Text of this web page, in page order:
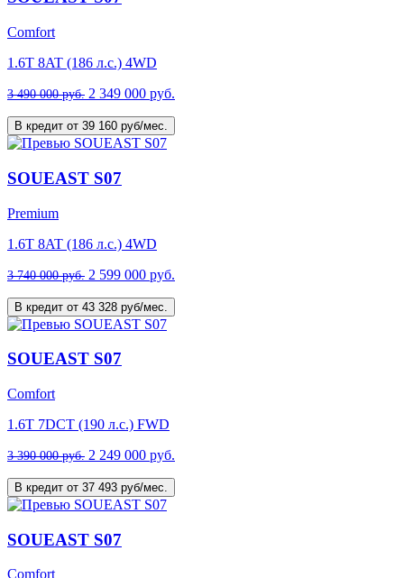
Comfort
1.6T 8AT (186 л.с.) 4WD
3 490 000 руб. 2 349 000 руб.
В кредит от 39 160 руб/мес.
SOUEAST S07
Premium
1.6T 8AT (186 л.с.) 4WD
3 740 000 руб. 2 599 000 руб.
В кредит от 43 328 руб/мес.
SOUEAST S07
Comfort
1.6T 7DCT (190 л.с.) FWD
3 390 000 руб. 2 249 000 руб.
В кредит от 37 493 руб/мес.
SOUEAST S07
Comfort